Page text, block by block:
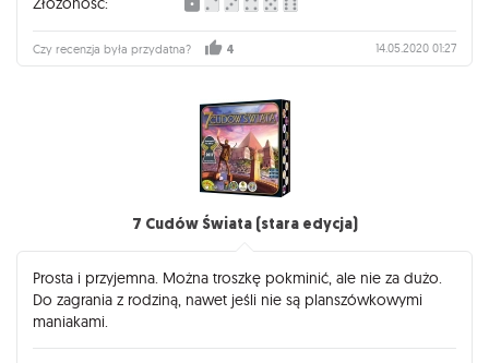
Czy recenzja była przydatna? 4 14.05.2020 01:27
7 Cudów Świata (stara edycja)
Prosta i przyjemna. Można troszkę pokminić, ale nie za dużo.
Do zagrania z rodziną, nawet jeśli nie są planszówkowymi
maniakami.